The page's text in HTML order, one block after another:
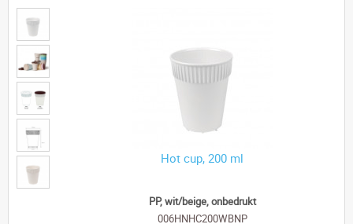
Hot cup, 200 ml
PP, wit/beige, onbedrukt
006HNHC200WBNP